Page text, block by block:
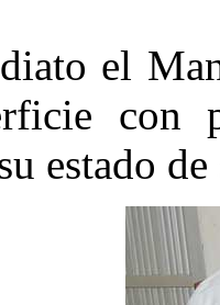
el
con
estado de